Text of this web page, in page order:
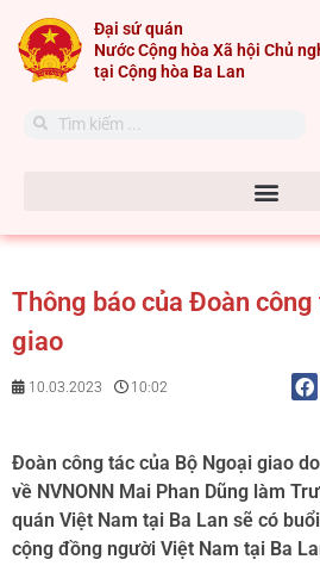
content
Đại sứ quán
Nước Cộng hòa Xã hội Chủ
tại Cộng hòa Ba Lan
Search
Search
Thông báo của Đoàn
giao
10.03.2023 10:02
Đoàn công tác của Bộ Ngoại giao
về NVNONN Mai Phan Dũng làm
quán Việt Nam tại Ba Lan sẽ có
cộng đồng người Việt Nam tại Ba